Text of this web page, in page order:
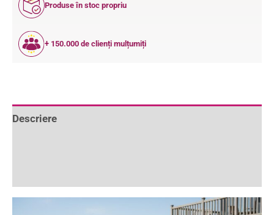
Produse în stoc propriu
+ 150.000 de clienți mulțumiți
Descriere